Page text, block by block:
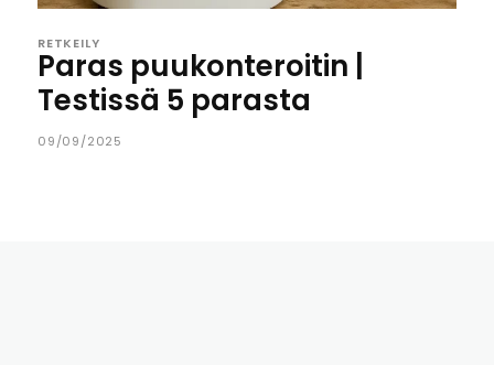
RETKEILY
Paras puukonteroitin |
Testissä 5 parasta
09/09/2025